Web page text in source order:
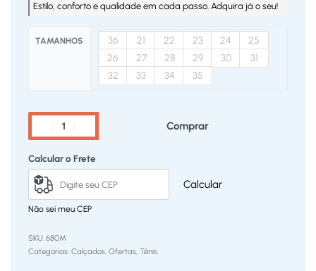
Estilo, conforto e qualidade em cada passo. Adquira já o seu!
TAMANHOS 36 21 22 23 24
25
26
27 28 29 30
31
32
33 34 35
Comprar
Calcular o Frete
Calcular
Não sei meu CEP
680M
Categorias: Calçados, Ofertas, Tênis